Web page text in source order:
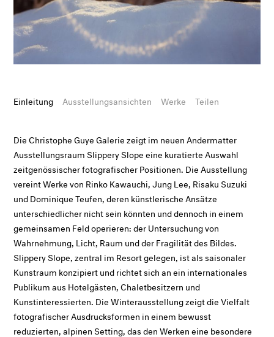
Einleitung Ausstellungsansichten Werke Teilen
Die Christophe Guye Galerie zeigt im neuen Andermatter
Ausstellungsraum Slippery Slope eine kuratierte Auswahl
zeitgenössischer fotografischer Positionen. Die Ausstellung
vereint Werke von Rinko Kawauchi, Jung Lee, Risaku Suzuki
und Dominique Teufen, deren künstlerische Ansätze
unterschiedlicher nicht sein könnten und dennoch in einem
gemeinsamen Feld operieren: der Untersuchung von
Wahrnehmung, Licht, Raum und der Fragilität des Bildes.
Slippery Slope, zentral im Resort gelegen, ist als saisonaler
Kunstraum konzipiert und richtet sich an ein internationales
Publikum aus Hotelgästen, Chaletbesitzern und
Kunstinteressierten. Die Winterausstellung zeigt die Vielfalt
fotografischer Ausdrucksformen in einem bewusst
reduzierten, alpinen Setting, das den Werken eine besondere